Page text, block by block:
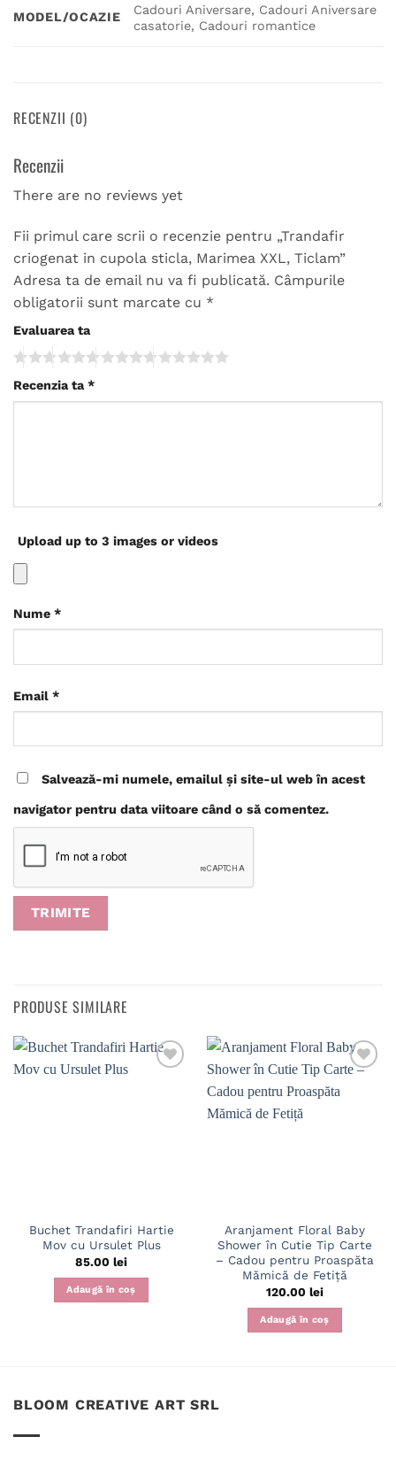
MODEL/OCAZIE
Cadouri Aniversare, Cadouri Aniversare
casatorie, Cadouri romantice
RECENZII (0)
Recenzii
There are no reviews yet
Fii primul care scrii o recenzie pentru „Trandafir
criogenat in cupola sticla, Marimea XXL, Ticlam”
Adresa ta de email nu va fi publicată. Câmpurile
obligatorii sunt marcate cu *
Evaluarea ta
Recenzia ta *
Upload up to 3 images or videos
Nume *
Email *
Salvează-mi numele, emailul și site-ul web în acest
navigator pentru data viitoare când o să comentez.
PRODUSE SIMILARE
Buchet Trandafiri Hartie
Mov cu Ursulet Plus
85.00 lei
Adaugă în coș
Aranjament Floral Baby
Shower în Cutie Tip Carte
– Cadou pentru Proaspăta
Mămică de Fetiță
120.00 lei
Adaugă în coș
BLOOM CREATIVE ART SRL